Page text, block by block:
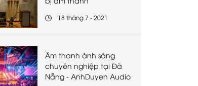
bị âm thanh
18 tháng 7 - 2021
Âm thanh ánh sáng
chuyên nghiệp tại Đà
Nẵng - AnhDuyen Audio